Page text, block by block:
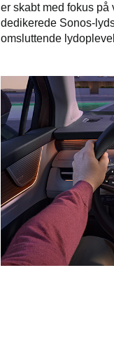
er skabt med fokus
dedikerede Sonos-
omsluttende